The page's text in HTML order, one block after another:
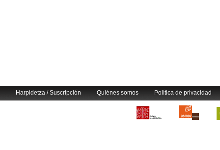
Harpidetza / Suscripción Quiénes somos Política de privacidad